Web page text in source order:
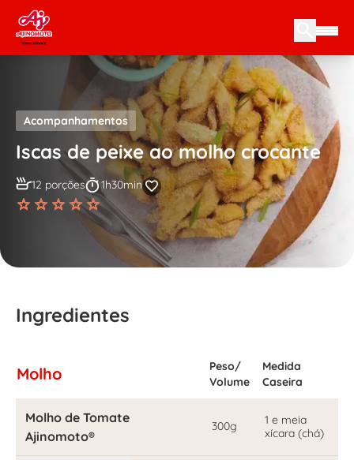
Skip to content
Acompanhamentos
Iscas de peixe ao molho crocante
12 porções 1h30min
Ingredientes
Molho
Peso/
Volume
Medida
Caseira
Molho de Tomate
Ajinomoto®
300g
1 e meia
xícara (chá)